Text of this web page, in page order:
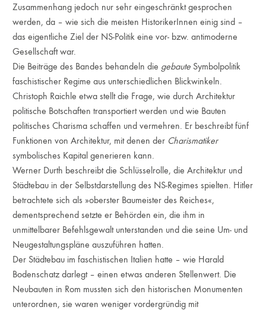
Zusammenhang jedoch nur sehr eingeschränkt gesprochen
werden, da – wie sich die meisten HistorikerInnen einig sind –
das eigentliche Ziel der NS-Politik eine vor- bzw. antimoderne
Gesellschaft war.
Die Beiträge des Bandes behandeln die gebaute Symbolpolitik
faschistischer Regime aus unterschiedlichen Blickwinkeln.
Christoph Raichle etwa stellt die Frage, wie durch Architektur
politische Botschaften transportiert werden und wie Bauten
politisches Charisma schaffen und vermehren. Er beschreibt fünf
Funktionen von Architektur, mit denen der Charismatiker
symbolisches Kapital generieren kann.
Werner Durth beschreibt die Schlüsselrolle, die Architektur und
Städtebau in der Selbstdarstellung des NS-Regimes spielten. Hitler
betrachtete sich als »oberster Baumeister des Reiches«,
dementsprechend setzte er Behörden ein, die ihm in
unmittelbarer Befehlsgewalt unterstanden und die seine Um- und
Neugestaltungspläne auszuführen hatten.
Der Städtebau im faschistischen Italien hatte – wie Harald
Bodenschatz darlegt – einen etwas anderen Stellenwert. Die
Neubauten in Rom mussten sich den historischen Monumenten
unterordnen, sie waren weniger vordergründig mit